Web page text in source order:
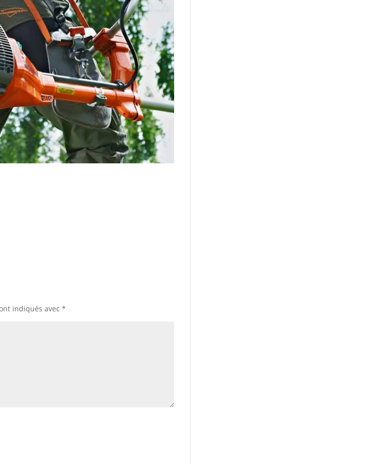
indiqués avec*